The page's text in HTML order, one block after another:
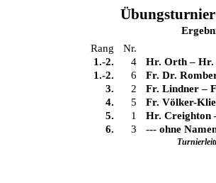
Rang
Nr.
1.-2.
4 Hr. Orth– Hr.
1.-2.
6
Fr. Dr.
3.
2 Fr. Lindner–
4.
5
Fr. Völker-
5.
1 Hr. Creighton
6.
3 --- ohne